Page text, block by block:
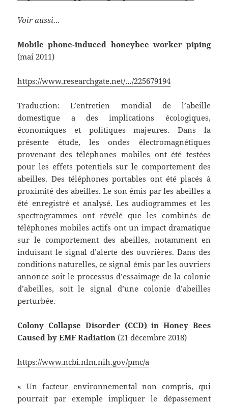
Voir aussi…
Mobile phone-induced honeybee worker piping
(mai 2011)
https://www.researchgate.net/…/225679194
Traduction: L’entretien mondial de l’abeille
domestique a des implications écologiques,
économiques et politiques majeures. Dans la
présente étude, les ondes électromagnétiques
provenant des téléphones mobiles ont été testées
pour les effets potentiels sur le comportement des
abeilles. Des téléphones portables ont été placés à
proximité des abeilles. Le son émis par les abeilles a
été enregistré et analysé. Les audiogrammes et les
spectrogrammes ont révélé que les combinés de
téléphones mobiles actifs ont un impact dramatique
sur le comportement des abeilles, notamment en
induisant le signal d’alerte des ouvrières. Dans des
conditions naturelles, ce signal émis par les ouvriers
annonce soit le processus d’essaimage de la colonie
d’abeilles, soit le signal d’une colonie d’abeilles
perturbée.
Colony Collapse Disorder (CCD) in Honey Bees
Caused by EMF Radiation (21 décembre 2018)
https://www.ncbi.nlm.nih.gov/pmc/a
« Un facteur environnemental non compris, qui
pourrait par exemple impliquer le dépassement